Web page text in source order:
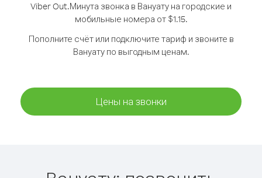
Viber Out.Минута звонка в Вануату на городские и
мобильные номера от $1.15.
Пополните счёт или подключите тариф и звоните в
Вануату по выгодным ценам.
Цены на звонки